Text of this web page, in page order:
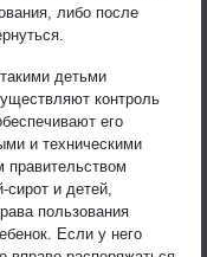
либо после
детьми
контроль
его
и техническими
правительством
и детей,
пользования
Если у него